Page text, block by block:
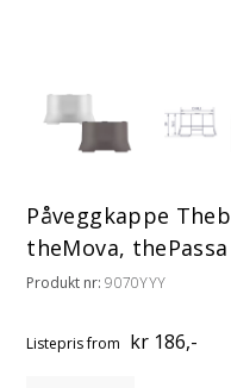
Påveggkappe
theMova, thePassa
Produkt nr:9070YYY
Listeprisfrom kr 186,-